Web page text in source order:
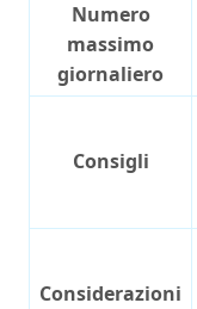
Numero
massimo
giornaliero
Consigli
Considerazioni